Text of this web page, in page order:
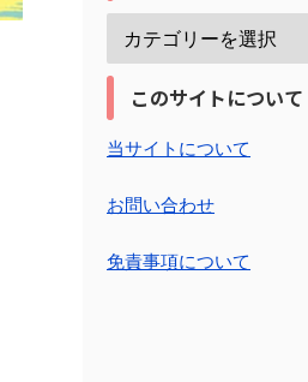
このサイトについて
当サイトについて
お問い合わせ
免責事項について